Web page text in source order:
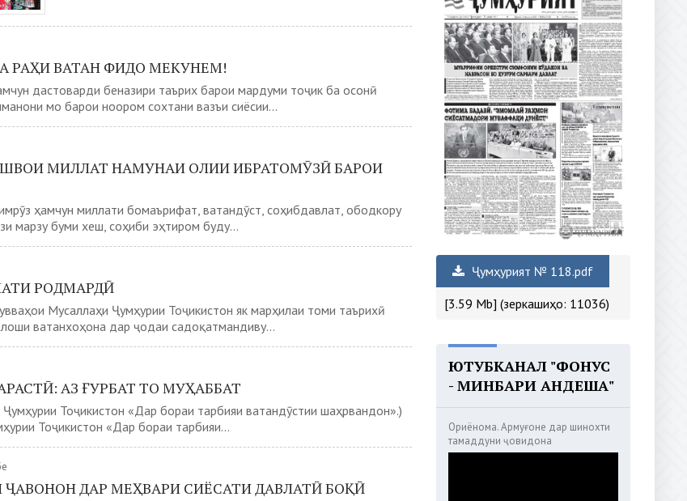
РАҲИ ВАТАН ФИДО МЕКУНЕМ!
дастоварди беназири таърих барои мардуми тоҷик ба осонӣ
мо барои ноором сохтани вазъи сиёсии...
МИЛЛАТ НАМУНАИ ОЛИИ ИБРАТОМӮЗӢ БАРОИ
ҳамчун миллати бомаърифат, ватандӯст, соҳибдавлат, ободкору
марзу буми хеш, соҳиби эҳтиром буду...
РОДМАРДӢ
Мусаллаҳи Ҷумҳурии Тоҷикистон як марҳилаи томи таърихӣ
ватанхоҳона дар ҷодаи садоқатмандиву...
АЗ ҒУРБАТ ТО МУҲАББАТ
Тоҷикистон «Дар бораи тарбияи ватандӯстии шаҳрвандон».)
Тоҷикистон «Дар бораи тарбияи...
ДАР МЕҲВАРИ СИЁСАТИ ДАВЛАТӢ БОҚӢ
Ҷумҳурият № 118.pdf
[3.59 Mb] (зеркашиҳо: 11036)
ЮТУБКАНАЛ "ФОНУС
- МИНБАРИ АНДЕША"
Ориёнома. Армуғоне дар шинохти
тамаддуни ҷовидона